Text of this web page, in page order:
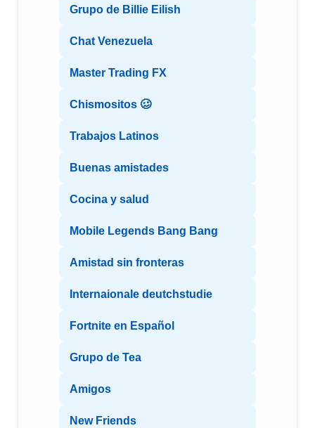
Grupo de Billie Eilish
Chat Venezuela
Master Trading FX
Chismositos 🥴
Trabajos Latinos
Buenas amistades
Cocina y salud
Mobile Legends Bang Bang
Amistad sin fronteras
Internaionale deutchstudie
Fortnite en Español
Grupo de Tea
Amigos
New Friends